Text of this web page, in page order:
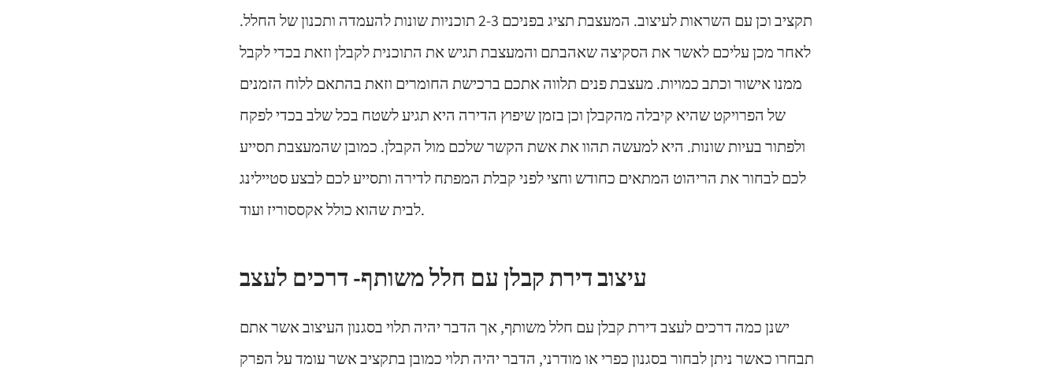
תקציב וכן עם השראות לעיצוב. המעצבת תציג בפניכם 2-3 תוכניות שונות להעמדה ותכנון של החלל.
לאחר מכן עליכם לאשר את הסקיצה שאהבתם והמעצבת תגיש את התוכנית לקבלן וזאת בכדי לקבל
ממנו אישור וכתב כמויות. מעצבת פנים תלווה אתכם ברכישת החומרים וזאת בהתאם ללוח הזמנים
של הפרויקט שהיא קיבלה מהקבלן וכן בזמן שיפוץ הדירה היא תגיע לשטח בכל שלב בכדי לפקח
ולפתור בעיות שונות. היא למעשה תהוו את אשת הקשר שלכם מול הקבלן. כמובן שהמעצבת תסייע
לכם לבחור את הריהוט המתאים כחודש וחצי לפני קבלת המפתח לדירה ותסייע לכם לבצע סטיילינג
לבית שהוא כולל אקססוריז ועוד.
עיצוב דירת קבלן עם חלל משותף- דרכים לעצב
ישנן כמה דרכים לעצב דירת קבלן עם חלל משותף, אך הדבר יהיה תלוי בסגנון העיצוב אשר אתם
תבחרו כאשר ניתן לבחור בסגנון כפרי או מודרני, הדבר יהיה תלוי כמובן בתקציב אשר עומד על הפרק